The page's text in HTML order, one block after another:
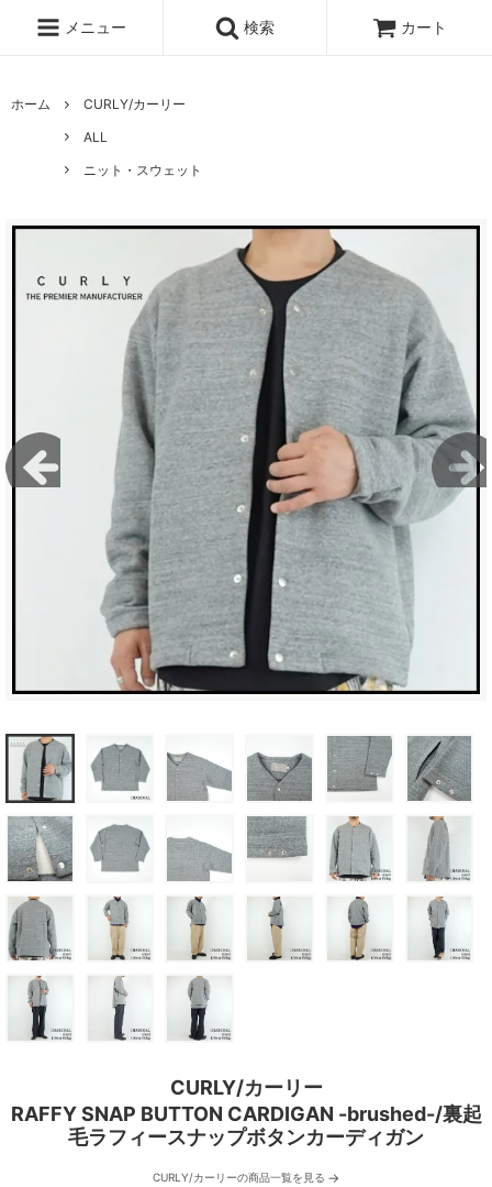
メニュー 検索 カート
ホーム
CURLY/カーリー
ALL
ニット・スウェット
CURLY/カーリー
RAFFY SNAP BUTTON CARDIGAN -brushed-/裏起
毛ラフィースナップボタンカーディガン
CURLY/カーリーの商品一覧を見る →